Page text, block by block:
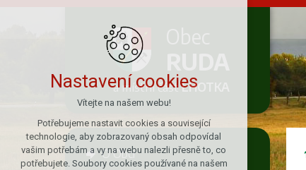
a místní částLHOTKA
O Obci
Nastavení cookies
Vítejte na našem webu!
Potřebujeme nastavit cookies a související
technologie, aby zobrazovaný obsah odpovídal
vašim potřebám a vy na webu nalezli přesně to, co
potřebujete. Soubory cookies používané na našem